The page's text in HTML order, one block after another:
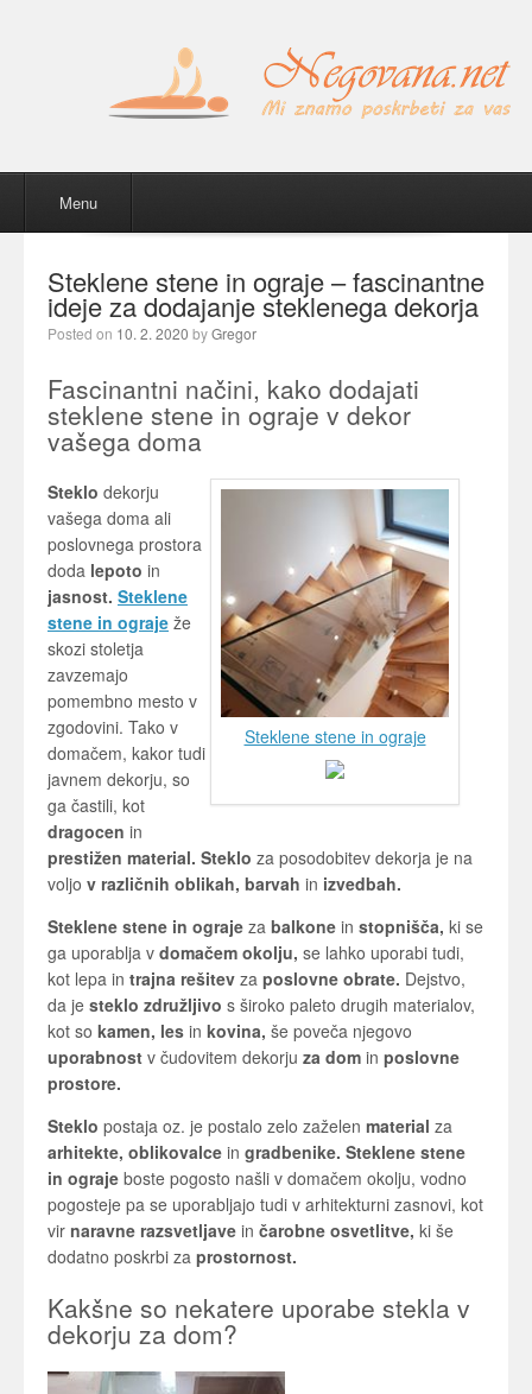
Skip to content
Menu
Steklene stene in ograje – fascinantne
ideje za dodajanje steklenega dekorja
Posted on 10. 2. 2020 byGregor
Fascinantni načini, kako dodajati
steklene stene in ograje v dekor
vašega doma
Steklene stene in ograje
Steklo dekorju
vašega doma ali
poslovnega prostora
doda lepoto in
jasnost. Steklene
stene in ograje že
skozi stoletja
zavzemajo
pomembno mesto v
zgodovini. Tako v
domačem, kakor tudi
javnem dekorju, so
ga častili, kot
dragocen in
prestižen material. Steklo za posodobitev dekorja je na
voljo v različnih oblikah, barvah in izvedbah.
Steklene stene in ograje za balkone in stopnišča, ki se
ga uporablja v domačem okolju, se lahko uporabi tudi,
kot lepa in trajna rešitev za poslovne obrate. Dejstvo,
da je steklo združljivo s široko paleto drugih materialov,
kot so kamen, les in kovina, še poveča njegovo
uporabnost v čudovitem dekorju za dom in poslovne
prostore.
Steklo postaja oz. je postalo zelo zaželen material za
arhitekte, oblikovalce in gradbenike. Steklene stene
in ograje boste pogosto našli v domačem okolju, vodno
pogosteje pa se uporabljajo tudi v arhitekturni zasnovi, kot
vir naravne razsvetljave in čarobne osvetlitve, ki še
dodatno poskrbi za prostornost.
Kakšne so nekatere uporabe stekla v
dekorju za dom?